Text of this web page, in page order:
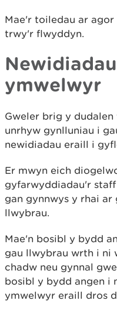
Mae'r toiledau ar
trwy'r flwyddyn.
ymwelwyr
Gweler brig y
unrhyw gynlluniau i
newidiadau eraill i
Er mwyn eich
gyfarwyddiadau'r
gan gynnwys y rhai
llwybrau.
Mae'n bosibl y bydd
gau llwybrau wrth i ni
chadw neu gynnal
bosibl y bydd angen i
ymwelwyr eraill dros